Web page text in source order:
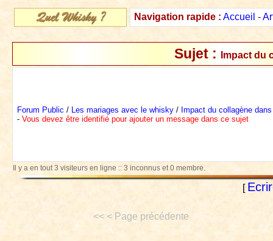
Navigation rapide : Accueil -
Sujet : Impact du
Forum Public / Les mariages avec le whisky / Impact du collagène
- Vous devez être identifié pour ajouter un message dans ce sujet
Il y a en tout 3 visiteurs en ligne :: 3 inconnus et 0 membre.
[
<< < Page précédente